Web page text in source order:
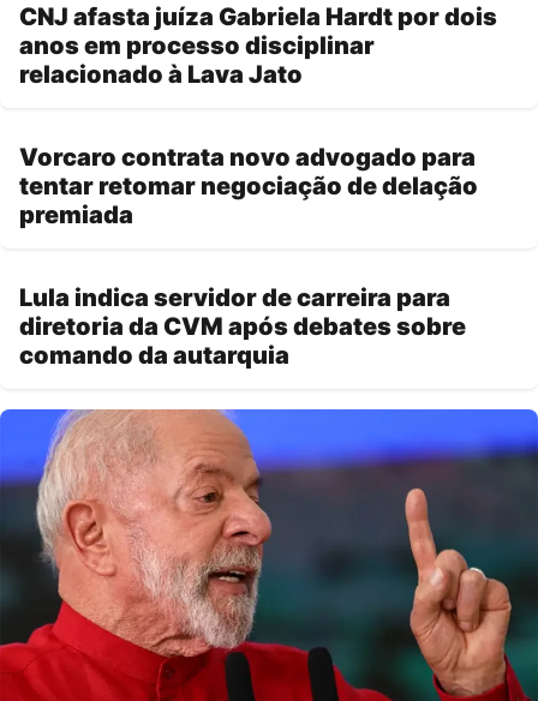
CNJ afasta juíza Gabriela Hardt por dois
anos em processo disciplinar
relacionado à Lava Jato
Vorcaro contrata novo advogado para
tentar retomar negociação de delação
premiada
Lula indica servidor de carreira para
diretoria da CVM após debates sobre
comando da autarquia